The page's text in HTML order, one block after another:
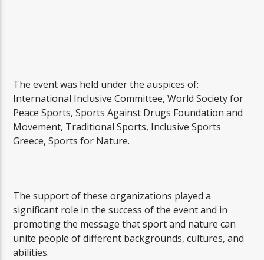
The event was held under the auspices of:
International Inclusive Committee, World Society for
Peace Sports, Sports Against Drugs Foundation and
Movement, Traditional Sports, Inclusive Sports
Greece, Sports for Nature.
The support of these organizations played a
significant role in the success of the event and in
promoting the message that sport and nature can
unite people of different backgrounds, cultures, and
abilities.